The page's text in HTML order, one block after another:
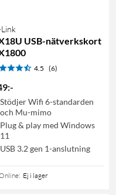
USB-nätverkskort
4.5 (6)
:-
Stödjer Wifi 6-standarden
och Mu-mimo
Plug & play med Windows
11
USB 3.2 gen 1-anslutning
: Ej i lager